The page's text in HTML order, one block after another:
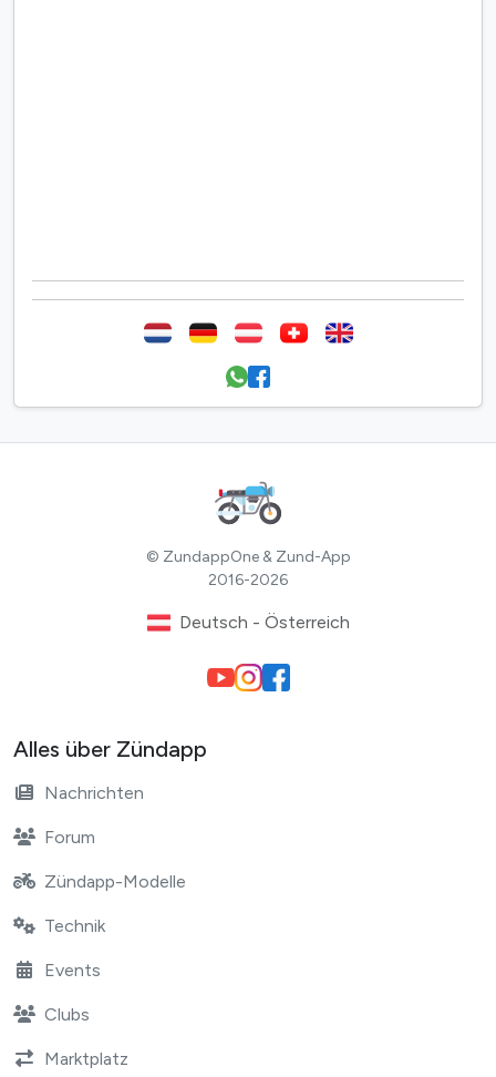
© ZundappOne & Zund-App
2016-2026
Deutsch - Österreich
Alles über Zündapp
Nachrichten
Forum
Zündapp-Modelle
Technik
Events
Clubs
Marktplatz